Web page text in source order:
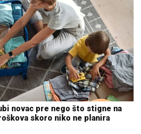
novac pre nego što stigne na
skoro niko ne planira